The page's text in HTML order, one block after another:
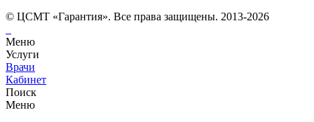
© ЦСМТ «Гарантия». Все права защищены. 2013-2026
Меню
Услуги
Врачи
Кабинет
Поиск
Меню